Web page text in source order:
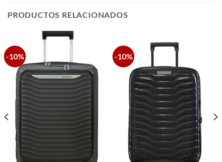
PRODUCTOS RELACIONADOS
-10% -10%